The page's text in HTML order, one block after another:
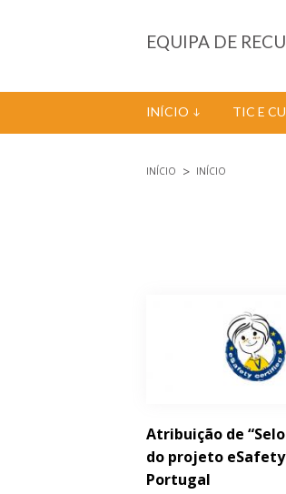
EQUIPA DE
INÍCIO TIC E
INÍCIO INÍCIO
Atribuição de
do projeto
Portugal
Páginas